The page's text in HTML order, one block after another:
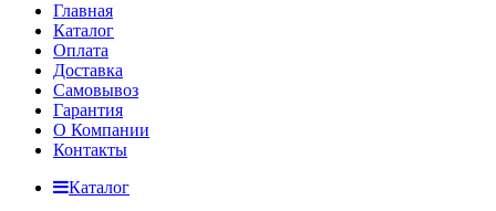
Главная
Каталог
Оплата
Доставка
Самовывоз
Гарантия
О Компании
Контакты
Каталог